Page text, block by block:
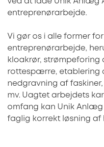
entreprenørarbejde.
Vi gør os i alle former
entreprenørarbejde,
kloakrør, strømpeforing
rottespærre, etablering
nedgravning af
mv. Uagtet arbejdets
omfang kan Unik
faglig korrekt løsning af